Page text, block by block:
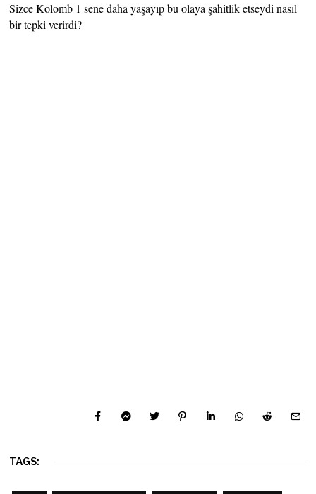
Sizce Kolomb 1 sene daha yaşayıp bu olaya şahitlik etseydi nasıl
bir tepki verirdi?
TAGS: